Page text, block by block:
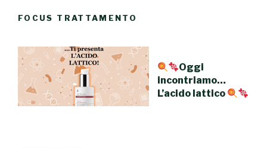
FOCUS TRATTAMENTO
Oggi
incontriamo…
L’acido lattico